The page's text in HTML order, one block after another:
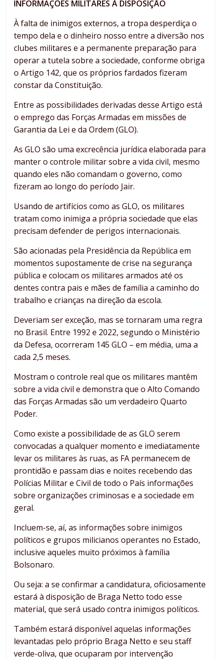
INFORMAÇÕES MILITARES À DISPOSIÇÃO
À falta de inimigos externos, a tropa desperdiça o
tempo dela e o dinheiro nosso entre a diversão nos
clubes militares e a permanente preparação para
operar a tutela sobre a sociedade, conforme obriga
o Artigo 142, que os próprios fardados fizeram
constar da Constituição.
Entre as possibilidades derivadas desse Artigo está
o emprego das Forças Armadas em missões de
Garantia da Lei e da Ordem (GLO).
As GLO são uma excrecência jurídica elaborada para
manter o controle militar sobre a vida civil, mesmo
quando eles não comandam o governo, como
fizeram ao longo do período Jair.
Usando de artifícios como as GLO, os militares
tratam como inimiga a própria sociedade que elas
precisam defender de perigos internacionais.
São acionadas pela Presidência da República em
momentos supostamente de crise na segurança
pública e colocam os militares armados até os
dentes contra pais e mães de família a caminho do
trabalho e crianças na direção da escola.
Deveriam ser exceção, mas se tornaram uma regra
no Brasil. Entre 1992 e 2022, segundo o Ministério
da Defesa, ocorreram 145 GLO – em média, uma a
cada 2,5 meses.
Mostram o controle real que os militares mantêm
sobre a vida civil e demonstra que o Alto Comando
das Forças Armadas são um verdadeiro Quarto
Poder.
Como existe a possibilidade de as GLO serem
convocadas a qualquer momento e imediatamente
levar os militares às ruas, as FA permanecem de
prontidão e passam dias e noites recebendo das
Polícias Militar e Civil de todo o País informações
sobre organizações criminosas e a sociedade em
geral.
Incluem-se, aí, as informações sobre inimigos
políticos e grupos milicianos operantes no Estado,
inclusive aqueles muito próximos à família
Bolsonaro.
Ou seja: a se confirmar a candidatura, oficiosamente
estará à disposição de Braga Netto todo esse
material, que será usado contra inimigos políticos.
Também estará disponível aquelas informações
levantadas pelo próprio Braga Netto e seu staff
verde-oliva, que ocuparam por intervenção